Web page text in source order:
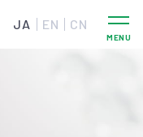
JA EN CN